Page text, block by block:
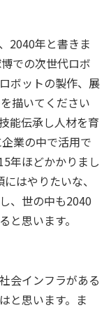
2040年と書きま
での次世代ロボ
ボットの製作、展
描いてください
能伝承し人材を育
業の中で活用で
年ほどかかりまし
はやりたいな、
、世の中も2040
思います。
会インフラがある
と思います。ま